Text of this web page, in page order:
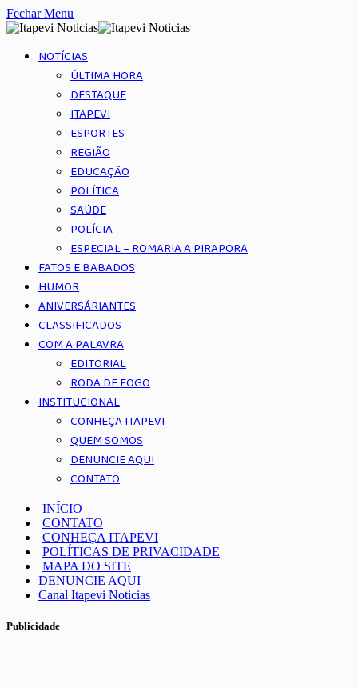
Fechar Menu
NOTÍCIAS
ÚLTIMA HORA
DESTAQUE
ITAPEVI
ESPORTES
REGIÃO
EDUCAÇÃO
POLÍTICA
SAÚDE
POLÍCIA
ESPECIAL – ROMARIA A PIRAPORA
FATOS E BABADOS
HUMOR
ANIVERSÁRIANTES
CLASSIFICADOS
COM A PALAVRA
EDITORIAL
RODA DE FOGO
INSTITUCIONAL
CONHEÇA ITAPEVI
QUEM SOMOS
DENUNCIE AQUI
CONTATO
INÍCIO
CONTATO
CONHEÇA ITAPEVI
POLÍTICAS DE PRIVACIDADE
MAPA DO SITE
DENUNCIE AQUI
Canal Itapevi Noticias
Publicidade